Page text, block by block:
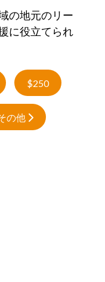
の地元のリー
に役立てられ
$250
の他